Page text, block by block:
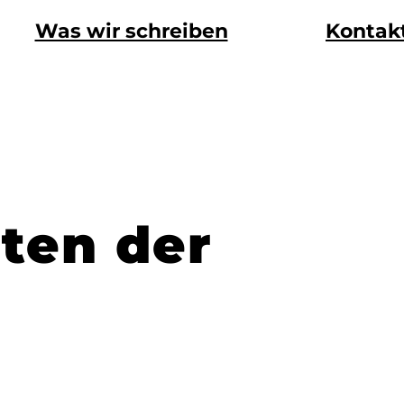
Was wir schreiben
der